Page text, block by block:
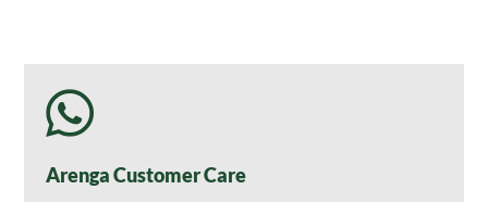
Arenga Customer Care